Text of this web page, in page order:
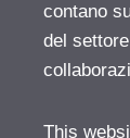
contano
del
This